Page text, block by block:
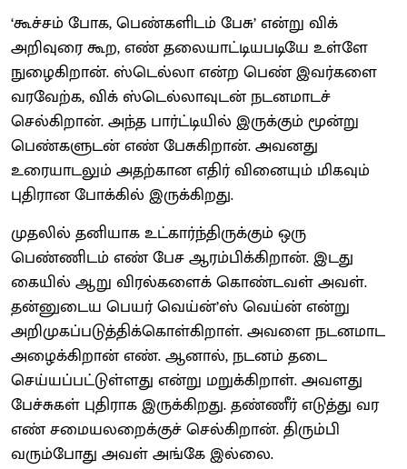
‘கூச்சம் போக, பெண்களிடம் பேசு’ என்று விக்
அறிவுரை கூற, எண் தலையாட்டியபடியே உள்ளே
நுழைகிறான். ஸ்டெல்லா என்ற பெண் இவர்களை
வரவேற்க, விக் ஸ்டெல்லாவுடன் நடனமாடச்
செல்கிறான். அந்த பார்ட்டியில் இருக்கும் மூன்று
பெண்களுடன் எண் பேசுகிறான். அவனது
உரையாடலும் அதற்கான எதிர் வினையும் மிகவும்
புதிரான போக்கில் இருக்கிறது.
முதலில் தனியாக உட்கார்ந்திருக்கும் ஒரு
பெண்ணிடம் எண் பேச ஆரம்பிக்கிறான். இடது
கையில் ஆறு விரல்களைக் கொண்டவள் அவள்.
தன்னுடைய பெயர் வெய்ன்’ஸ் வெய்ன் என்று
அறிமுகப்படுத்திக்கொள்கிறாள். அவளை நடனமாட
அழைக்கிறான் எண். ஆனால், நடனம் தடை
செய்யப்பட்டுள்ளது என்று மறுக்கிறாள். அவளது
பேச்சுகள் புதிராக இருக்கிறது. தண்ணீர் எடுத்து வர
எண் சமையலறைக்குச் செல்கிறான். திரும்பி
வரும்போது அவள் அங்கே இல்லை.